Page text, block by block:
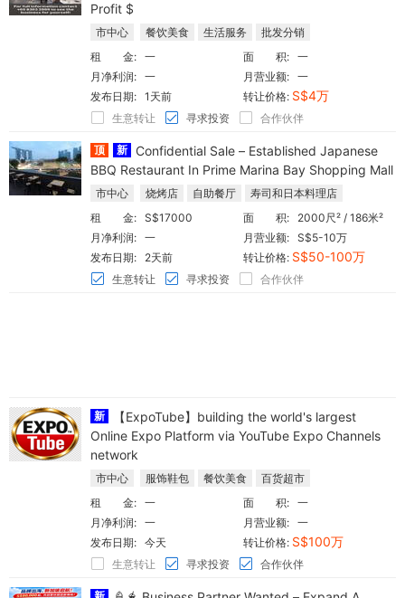
Profit $
市中心 餐饮美食 生活服务
批发分销
面 积: 一
租 金: 一
月营业额: 一
月净利润: 一
转让价格: S$4万
发布日期: 1天前
生意转让
寻求投资 合作伙伴
顶 新
Confidential Sale – Established Japanese
BBQ Restaurant In Prime Marina Bay Shopping Mall
市中心 烧烤店 自助餐厅
寿司和日本料理店
面 积:
2000尺² / 186米²
租 金: S$17000
月营业额: S$5-10万
月净利润: 一
转让价格: S$50-100万
发布日期:
2天前
生意转让
寻求投资 合作伙伴
新
【ExpoTube】building the world's largest
Online Expo Platform via YouTube Expo Channels
network
市中心 服饰鞋包 餐饮美食
百货超市
面 积: 一
租 金: 一
月营业额: 一
月净利润: 一
转让价格: S$100万
发布日期: 今天
生意转让
寻求投资 合作伙伴